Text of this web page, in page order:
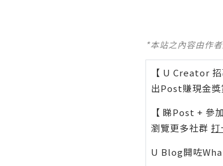
*本站之內容由作
【 U Creator 招
出Post賺現金
【 睇Post + 參
瀏覽更多社群 打
U Blog開咗